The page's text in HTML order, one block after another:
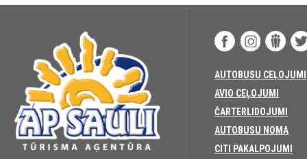
AUTOBUSU CEĻOJUMI
AVIO CEĻOJUMI
ČARTERLIDOJUMI
AUTOBUSU NOMA
CITI PAKALPOJUMI